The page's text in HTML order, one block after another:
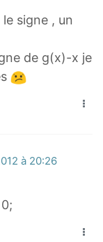
signe , un
de g(x)-x je
à 20:26